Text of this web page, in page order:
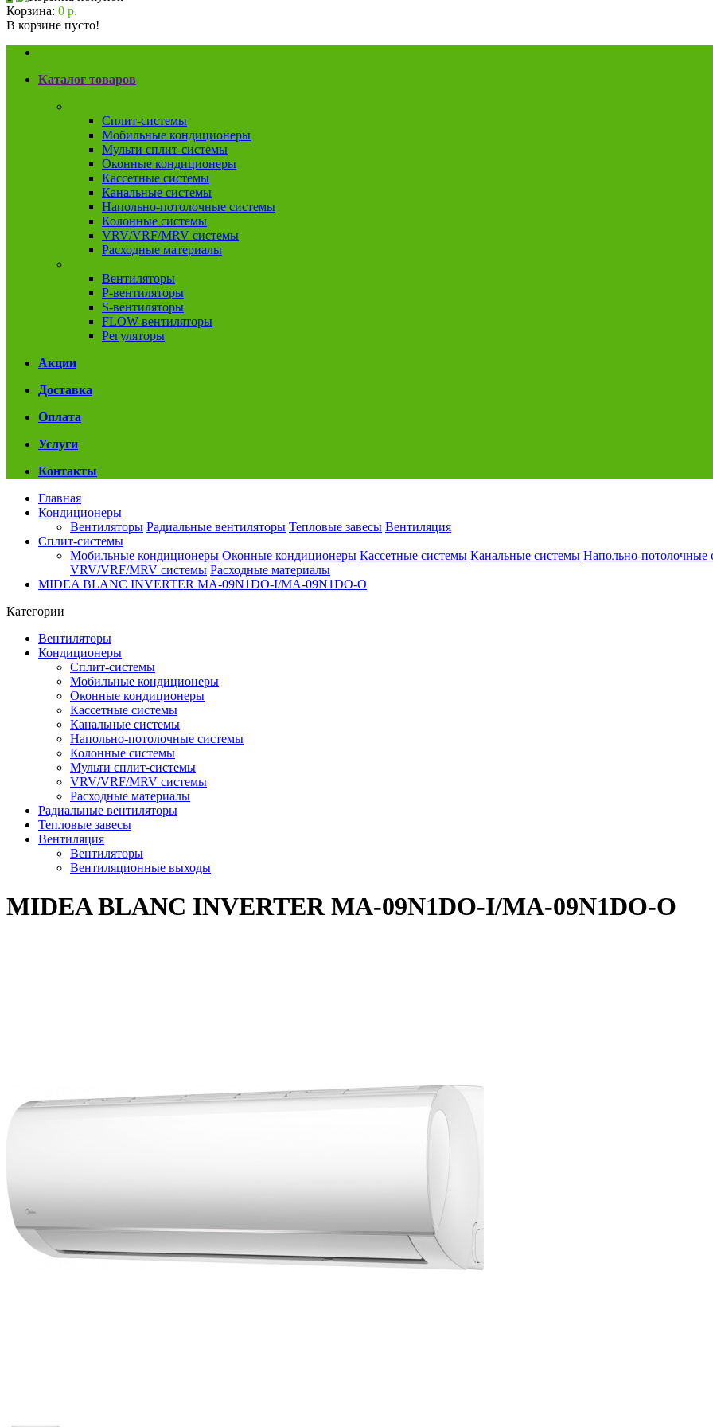
Корзина: 0 р.
В корзине пусто!
Каталог товаров
Сплит-системы
Мобильные кондиционеры
Мульти сплит-системы
Оконные кондиционеры
Кассетные системы
Канальные системы
Напольно-потолочные системы
Колонные системы
VRV/VRF/MRV системы
Расходные материалы
Вентиляторы
P-вентиляторы
S-вентиляторы
FLOW-вентиляторы
Регуляторы
Акции
Доставка
Оплата
Услуги
Контакты
Главная
Кондиционеры
Вентиляторы Радиальные вентиляторы Тепловые завесы Вентиляция
Сплит-системы
Мобильные кондиционеры Оконные кондиционеры Кассетные системы Канальные системы Напольно-потолочные
VRV/VRF/MRV системы Расходные материалы
MIDEA BLANC INVERTER MA-09N1DO-I/MA-09N1DO-O
Категории
Вентиляторы
Кондиционеры
Сплит-системы
Мобильные кондиционеры
Оконные кондиционеры
Кассетные системы
Канальные системы
Напольно-потолочные системы
Колонные системы
Мульти сплит-системы
VRV/VRF/MRV системы
Расходные материалы
Радиальные вентиляторы
Тепловые завесы
Вентиляция
Вентиляторы
Вентиляционные выходы
MIDEA BLANC INVERTER MA-09N1DO-I/MA-09N1DO-O